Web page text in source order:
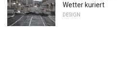
Wetter kuriert
DESIGN